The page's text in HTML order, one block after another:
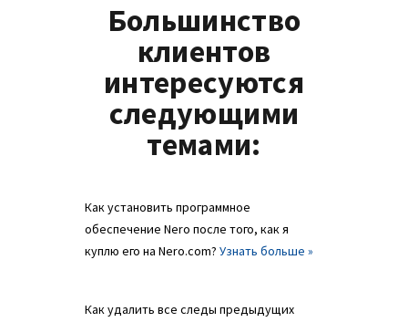
Большинство
клиентов
интересуются
следующими
темами:
Как установить программное
обеспечение Nero после того, как я
куплю его на Nero.com? Узнать больше »
Как удалить все следы предыдущих